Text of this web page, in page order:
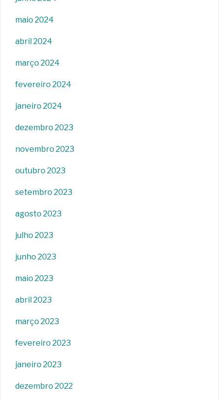
maio 2024
abril 2024
março 2024
fevereiro 2024
janeiro 2024
dezembro 2023
novembro 2023
outubro 2023
setembro 2023
agosto 2023
julho 2023
junho 2023
maio 2023
abril 2023
março 2023
fevereiro 2023
janeiro 2023
dezembro 2022